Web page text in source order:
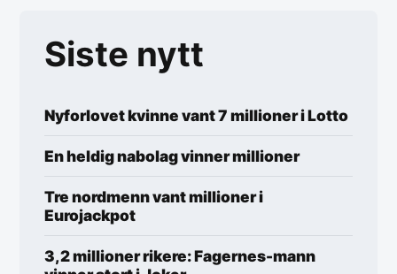
Siste nytt
Nyforlovet kvinne vant 7 millioner i Lotto
En heldig nabolag vinner millioner
Tre nordmenn vant millioner i
Eurojackpot
3,2 millioner rikere: Fagernes-mann